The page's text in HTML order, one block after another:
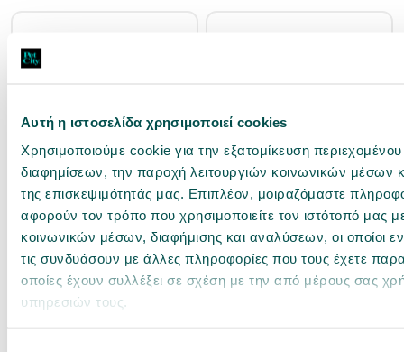
Αυτή η ιστοσελίδα χρησιμοποιεί cookies
Χρησιμοποιούμε cookie για την εξατομίκευση περιεχομένου
διαφημίσεων, την παροχή λειτουργιών κοινωνικών μέσων
της επισκεψιμότητάς μας. Επιπλέον, μοιραζόμαστε
αφορούν τον τρόπο που χρησιμοποιείτε τον ιστότοπό μας
κοινωνικών μέσων, διαφήμισης και αναλύσεων, οι οποίοι
τις συνδυάσουν με άλλες πληροφορίες που τους έχετε
οποίες έχουν συλλέξει σε σχέση με την από μέρους σας
υπηρεσιών τους.
Hill's Prescription Diet Canine
Gastrointestinal Biome Stew Chicken
Άμεσα διαθέσιμο
7,63 €
Naturest Skin Care Σολομός,
Κοτόπουλο & Βρώμη 400gr
Άμεσα διαθέσιμο
3,20 €